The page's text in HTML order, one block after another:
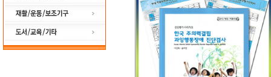
놀이치료/게임치료
재활/운동/보조도구
도서/교육/기타